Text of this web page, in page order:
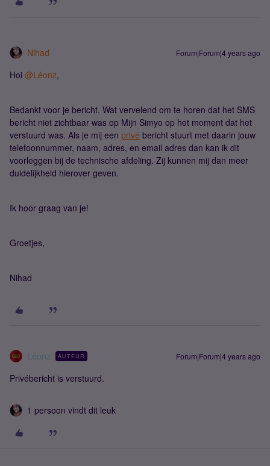
Nihad Forum|Forum|4 years ago
Hoi @Léonz,
Bedankt voor je bericht. Wat vervelend om te horen dat het SMS
bericht niet zichtbaar was op Mijn Simyo op het moment dat het
verstuurd was. Als je mij een privé bericht stuurt met daarin jouw
telefoonnummer, naam, adres, en email adres dan kan ik dit
voorleggen bij de technische afdeling. Zij kunnen mij dan meer
duidelijkheid hierover geven.
Ik hoor graag van je!
Groetjes,
Nihad
Léonz AUTEUR Forum|Forum|4 years ago
Privébericht is verstuurd.
1 persoon vindt dit leuk